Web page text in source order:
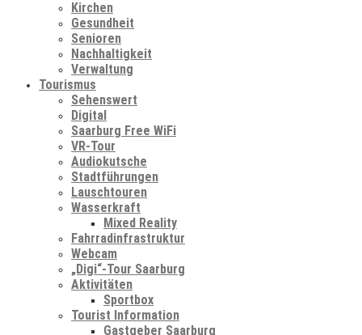
Kirchen
Gesundheit
Senioren
Nachhaltigkeit
Verwaltung
Tourismus
Sehenswert
Digital
Saarburg Free WiFi
VR-Tour
Audiokutsche
Stadtführungen
Lauschtouren
Wasserkraft
Mixed Reality
Fahrradinfrastruktur
Webcam
„Digi“-Tour Saarburg
Aktivitäten
Sportbox
Tourist Information
Gastgeber Saarburg